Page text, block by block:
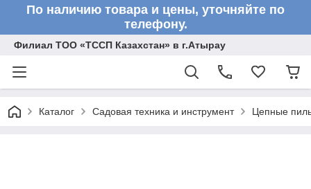
По наличию товара и цены, уточняйте по
телефону.
Филиал ТОО «ТССП Казахстан» в г.Атырау
Каталог Садовая техника и инструмент Цепные